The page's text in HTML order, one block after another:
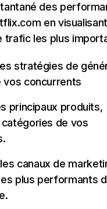
des
en
trafic les plus
stratégies de
vos concurrents
principaux produits,
de vos
canaux de
plus performants